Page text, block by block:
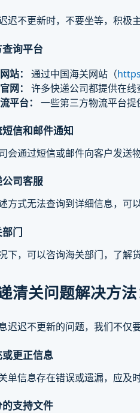
迟不更新时，不要坐等，积极
询平台
站： 通过中国海关网站（
网：
许多快递公司都提供在线
平台：
一些第三方物流平台提
信和邮件通知
会通过短信或邮件向客户发送
司客服
方式无法查询到详细信息，可
门
下，可以咨询海关部门，了解
清关问题解决方
迟迟不更新的问题，我们不仅
更正信息
单信息存在错误或遗漏，应及
支持文件